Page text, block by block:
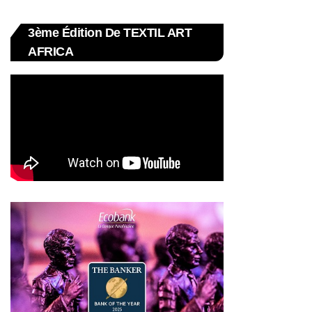
3ème Édition De TEXTIL ART
AFRICA